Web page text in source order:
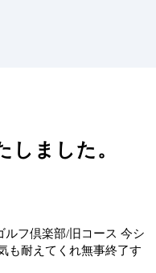
ました。
ルフ倶楽部/旧コース 今シ
も耐えてくれ無事終了す